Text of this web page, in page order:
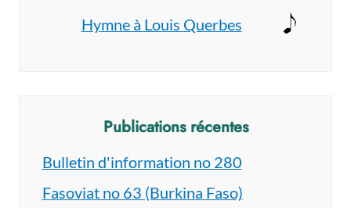
Hymne à Louis Querbes
Publications récentes
Bulletin d'information no 280
Fasoviat no 63 (Burkina Faso)